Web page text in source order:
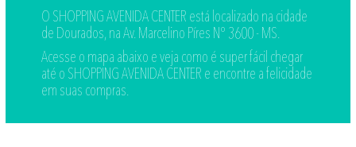
O SHOPPING AVENIDA CENTER está localizado na cidade
de Dourados, na Av. Marcelino Píres Nº 3600 - MS.
Acesse o mapa abaixo e veja como é super fácil chegar
até o SHOPPING AVENIDA CENTER e encontre a felicidade
em suas compras.